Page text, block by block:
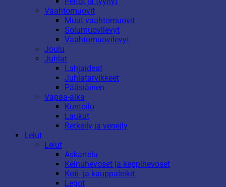
Vaahtomuovit
Muut vaahtomuovit
Solumuovilevyt
Vaahtomuovilevyt
Joulu
Juhlat
Lahjaideat
Juhlatarvikkeet
Pääsiäinen
Vapaa-aika
Kuntoilu
Laukut
Retkeily ja veneily
Lelut
Lelut
Askartelu
Keinuhevoset ja keppihevoset
Koti- ja kauppaleikit
Legot